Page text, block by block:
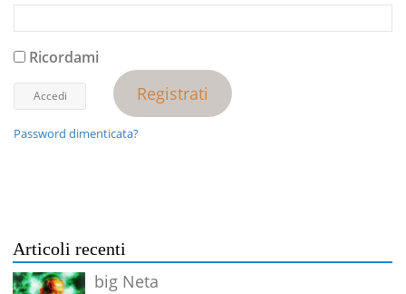
Ricordami
Registrati
Password dimenticata?
Articoli recenti
big Neta